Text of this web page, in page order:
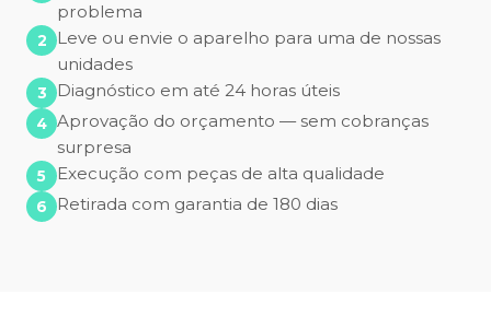
problema
Leve ou envie o aparelho para uma de nossas
unidades
Diagnóstico em até 24 horas úteis
Aprovação do orçamento — sem cobranças
surpresa
Execução com peças de alta qualidade
Retirada com garantia de 180 dias